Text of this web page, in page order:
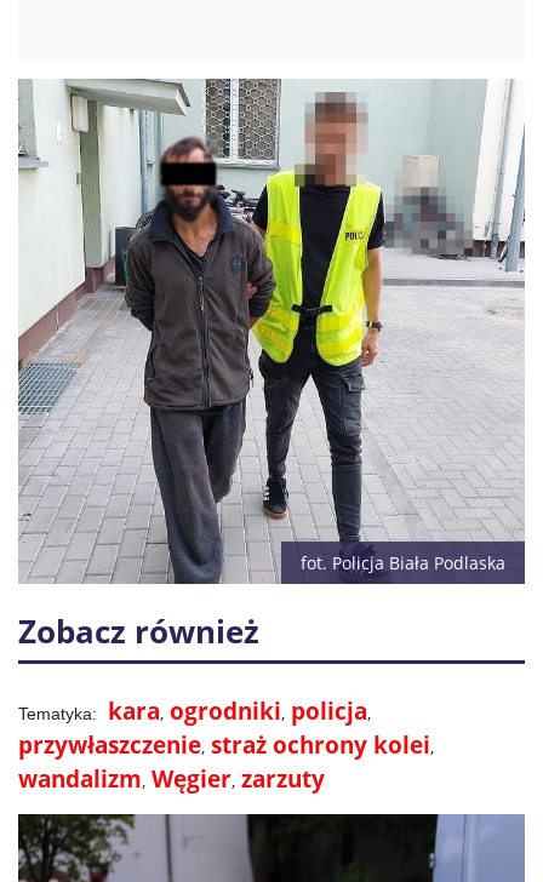
fot. Policja Biała Podlaska
Zobacz również
kara ogrodniki policja
przywłaszczenie straż ochrony kolei
wandalizm Węgier zarzuty